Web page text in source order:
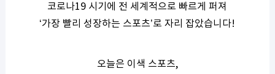
코로나19 시기에 전 세계적으로 빠르게 퍼져
‘가장 빨리 성장하는 스포츠’로 자리 잡았습니다!
오늘은 이색 스포츠,